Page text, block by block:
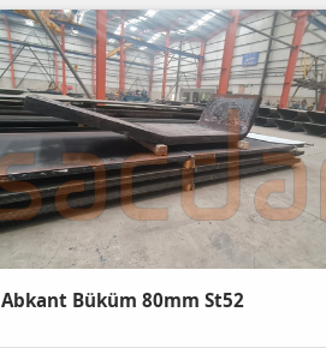
Abkant Büküm 80mm St52